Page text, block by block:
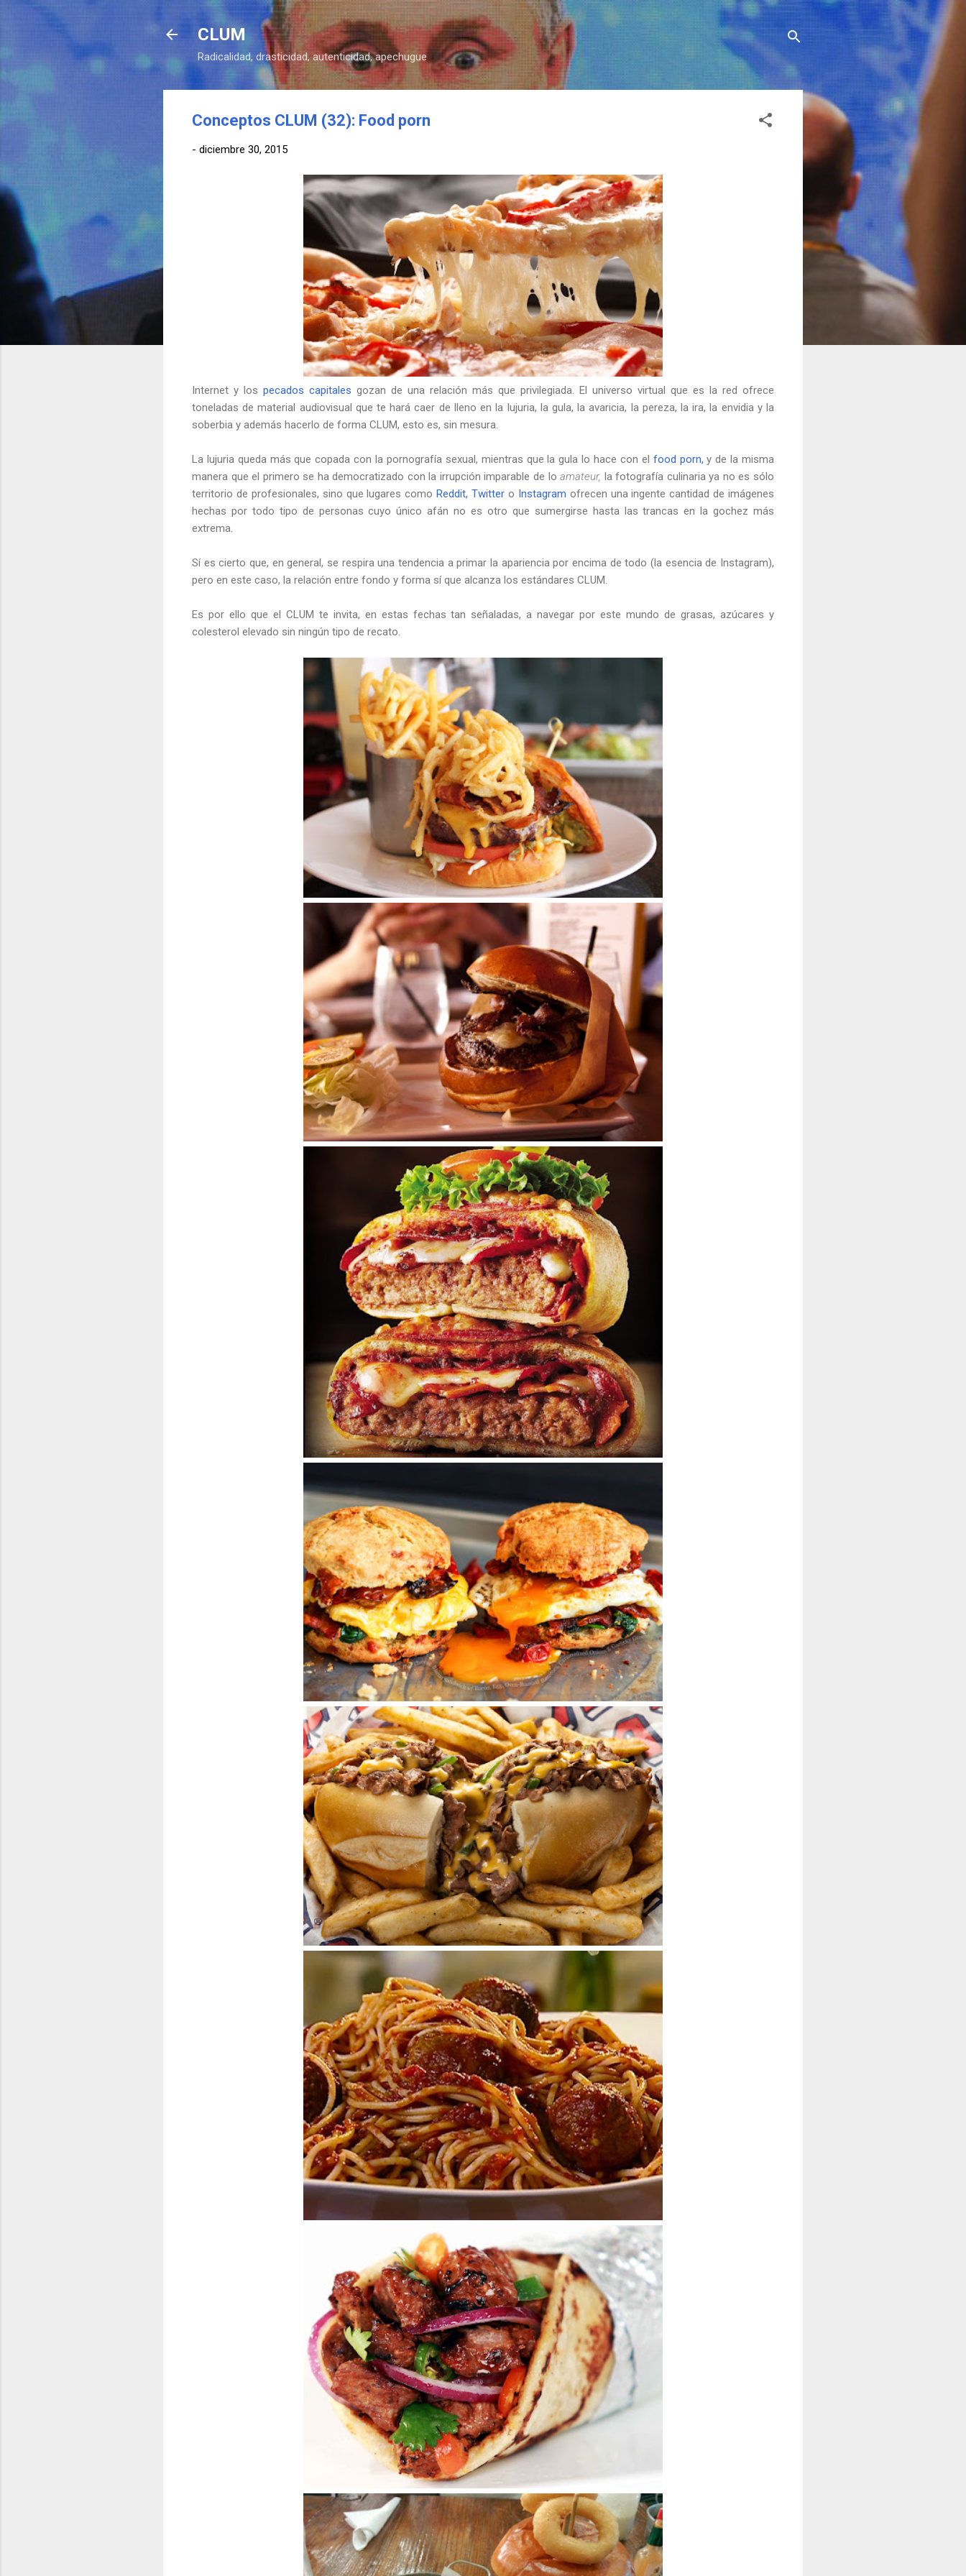
Ir al contenido principal
CLUM
Radicalidad, drasticidad, autenticidad, apechugue
Conceptos CLUM (32): Food porn
- diciembre 30, 2015
Internet y los pecados capitales gozan de una relación más que privilegiada. El universo virtual que es la red ofrece
toneladas de material audiovisual que te hará caer de lleno en la lujuria, la gula, la avaricia, la pereza, la ira, la envidia y la
soberbia y además hacerlo de forma CLUM, esto es, sin mesura.
La lujuria queda más que copada con la pornografía sexual, mientras que la gula lo hace con el food porn, y de la misma
manera que el primero se ha democratizado con la irrupción imparable de loamateur, la fotografía culinaria ya no es sólo
territorio de profesionales, sino que lugares comoReddit, Twitter o Instagram ofrecen una ingente cantidad de imágenes
hechas por todo tipo de personas cuyo único afán no es otro que sumergirse hasta las trancas en la gochez más
extrema.
Sí es cierto que, en general, se respira una tendencia a primar la apariencia por encima de todo (la esencia de Instagram),
pero en este caso, la relación entre fondo y forma sí que alcanza los estándares CLUM.
Es por ello que el CLUM te invita, en estas fechas tan señaladas, a navegar por este mundo de grasas, azúcares y
colesterol elevado sin ningún tipo de recato.